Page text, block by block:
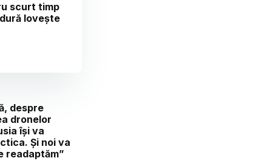
scurt timp
lovește
despre
dronelor
își va
Și noi va
readaptăm”